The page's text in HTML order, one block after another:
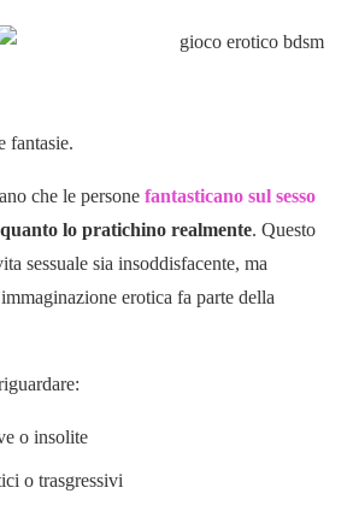
fantasie.
che le persone fantasticano sul sesso
lo pratichino realmente. Questo
sessuale sia insoddisfacente, ma
erotica fa parte della
o insolite
o trasgressivi